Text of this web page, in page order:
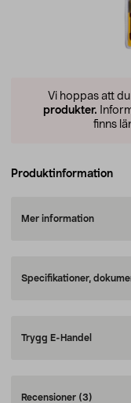
Vi hoppas att
produkter.
finns
Produktinformation
Mer information
Specifikationer,
Trygg E-Handel
Recensioner (3)